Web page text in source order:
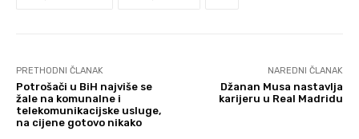
PRETHODNI ČLANAK
Potrošači u BiH najviše se
žale na komunalne i
telekomunikacijske usluge,
na cijene gotovo nikako
NAREDNI ČLANAK
Džanan Musa nastavlja
karijeru u Real Madridu